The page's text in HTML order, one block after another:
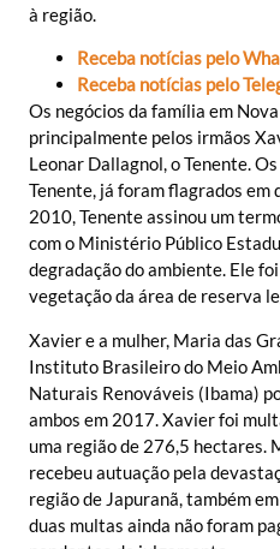
à região.
Receba notícias pelo
Receba notícias pelo
Os negócios da família em
principalmente pelos irmãos
Leonar Dallagnol, o Tenente.
Tenente, já foram flagrados
2010, Tenente assinou um
com o Ministério Público
degradação do ambiente. Ele
vegetação da área de reserva
Xavier e a mulher, Maria das
Instituto Brasileiro do Meio
Naturais Renováveis (Ibama)
ambos em 2017. Xavier foi
uma região de 276,5 hectares.
recebeu autuação pela
região de Japuranã, também
duas multas ainda não foram